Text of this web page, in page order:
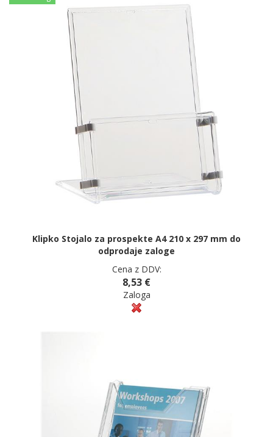
Klipko Stojalo za prospekte A4 210 x 297 mm do
odprodaje zaloge
Cena z DDV:
8,53 €
Zaloga